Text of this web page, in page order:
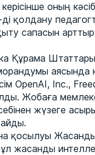
оның
қолдану
сапасын
Құрама
аясында
OpenAI, Inc.,
Жобаға
жүзеге
қосылуы
жасанды